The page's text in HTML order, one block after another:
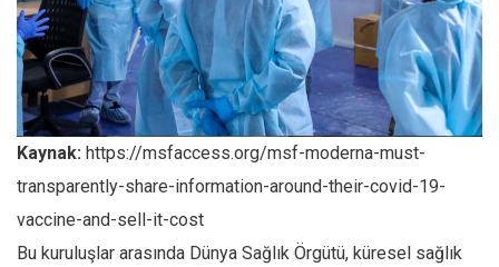
Kaynak: https://msfaccess.org/msf-moderna-must-
transparently-share-information-around-their-covid-19-
vaccine-and-sell-it-cost
Bu kuruluşlar arasında Dünya Sağlık Örgütü, küresel sağlık